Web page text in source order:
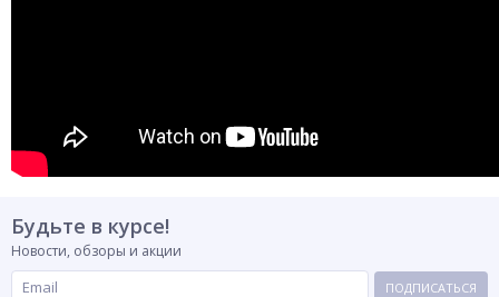
Будьте в курсе!
Новости, обзоры и акции
ПОДПИСАТЬСЯ